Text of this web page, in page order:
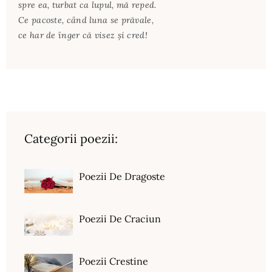
spre ea, turbat ca lupul, mă reped.
Ce pacoste, când luna se prăvale,
ce har de înger că visez și cred!
Categorii poezii:
Poezii De Dragoste
Poezii De Craciun
Poezii Crestine